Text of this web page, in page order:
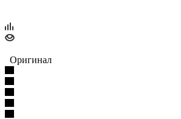
Оригинал